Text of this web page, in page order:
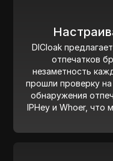
DICloak
отпечатков
незаметность
прошли проверку
обнаружения
IPHey и Whoer, что